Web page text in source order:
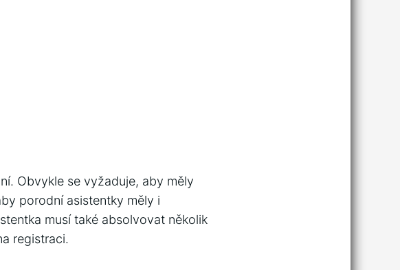
Obvykle se vyžaduje, aby měly
porodní asistentky měly i
musí také absolvovat několik
registraci.